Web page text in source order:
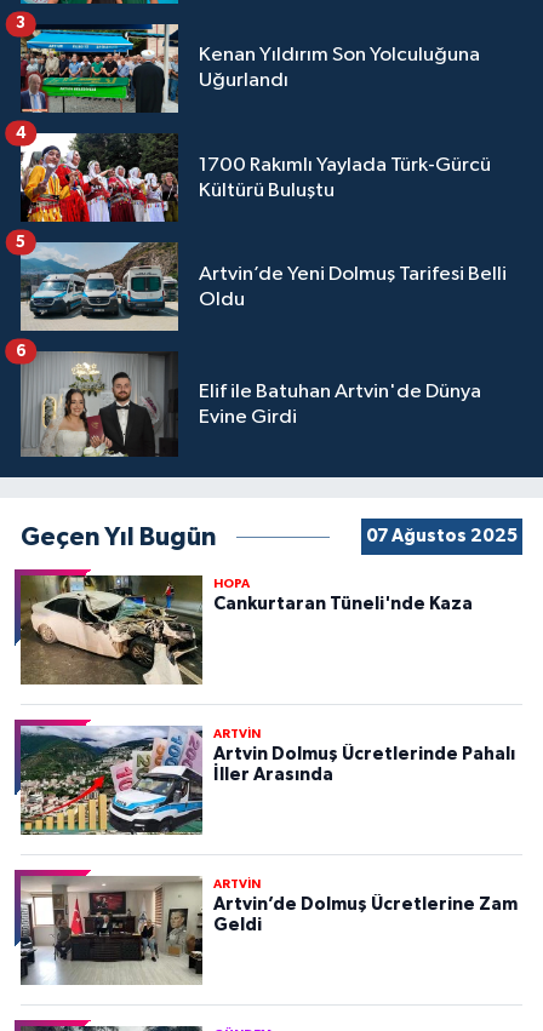
Kenan Yıldırım Son Yolculuğuna
Uğurlandı
3
1700 Rakımlı Yaylada Türk-Gürcü
Kültürü Buluştu
4
Artvin’de Yeni Dolmuş Tarifesi Belli
Oldu
5
Elif ile Batuhan Artvin'de Dünya
Evine Girdi
6
Geçen Yıl Bugün 07 Ağustos 2025
HOPA
Cankurtaran Tüneli'nde Kaza
ARTVİN
Artvin Dolmuş Ücretlerinde Pahalı
İller Arasında
ARTVİN
Artvin’de Dolmuş Ücretlerine Zam
Geldi